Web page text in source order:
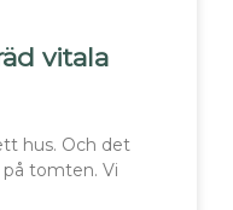
vitala
hus. Och det
tomten. Vi